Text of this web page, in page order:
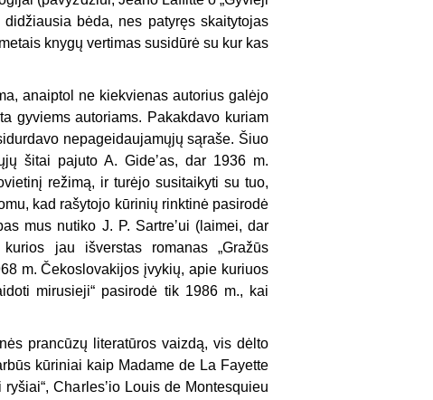
didžiausia bėda, nes patyręs skaitytojas
knygų vertimas susidūrė su kur kas
anaiptol ne kiekvienas autorius galėjo
gyviems autoriams. Pakakdavo kuriam
nepageidaujamųjų sąraše. Šiuo
šitai pajuto A. Gideʼas, dar 1936 m.
režimą, ir turėjo susitaikyti su tuo,
kad rašytojo kūrinių rinktinė pasirodė
mus nutiko J. P. Sartreʼui (laimei, dar
jau išverstas romanas „Gražūs
m. Čekoslovakijos įvykių, apie kuriuos
mirusieji“ pasirodė tik 1986 m., kai
prancūzų literatūros vaizdą, vis dėlto
kūriniai kaip Madame de La Fayette
Charlesʼio Louis de Montesquieu